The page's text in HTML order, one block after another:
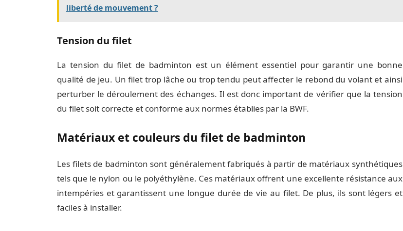
liberté de mouvement ?
Tension du filet
La tension du filet de badminton est un élément essentiel pour garantir une bonne
qualité de jeu. Un filet trop lâche ou trop tendu peut affecter le rebond du volant et ainsi
perturber le déroulement des échanges. Il est donc important de vérifier que la tension
du filet soit correcte et conforme aux normes établies par la BWF.
Matériaux et couleurs du filet de badminton
Les filets de badminton sont généralement fabriqués à partir de matériaux synthétiques
tels que le nylon ou le polyéthylène. Ces matériaux offrent une excellente résistance aux
intempéries et garantissent une longue durée de vie au filet. De plus, ils sont légers et
faciles à installer.